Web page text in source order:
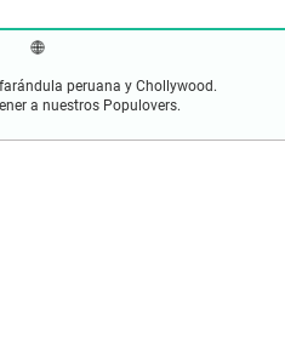
peruana y Chollywood.
a nuestros Populovers.